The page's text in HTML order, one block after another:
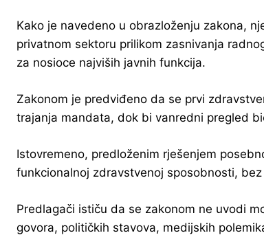
Kako je navedeno u obrazloženju zakona,
privatnom sektoru prilikom zasnivanja
za nosioce najviših javnih funkcija.
Zakonom je predviđeno da se prvi
trajanja mandata, dok bi vanredni pregled
Istovremeno, predloženim rješenjem
funkcionalnoj zdravstvenoj sposobnosti,
Predlagači ističu da se zakonom ne uvodi
govora, političkih stavova, medijskih